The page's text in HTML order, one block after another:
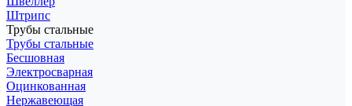
Штрипс
Трубы стальные
Трубы стальные
Бесшовная
Электросварная
Оцинкованная
Нержавеющая